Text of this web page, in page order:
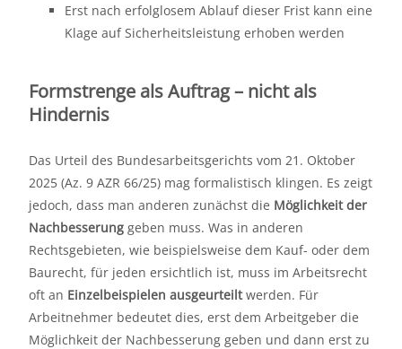
Erst nach erfolglosem Ablauf dieser Frist kann eine
Klage auf Sicherheitsleistung erhoben werden
Formstrenge als Auftrag – nicht als
Hindernis
Das Urteil des Bundesarbeitsgerichts vom 21. Oktober
2025 (Az. 9 AZR 66/25) mag formalistisch klingen. Es zeigt
jedoch, dass man anderen zunächst die Möglichkeit der
Nachbesserung geben muss. Was in anderen
Rechtsgebieten, wie beispielsweise dem Kauf- oder dem
Baurecht, für jeden ersichtlich ist, muss im Arbeitsrecht
oft an Einzelbeispielen ausgeurteiltwerden. Für
Arbeitnehmer bedeutet dies, erst dem Arbeitgeber die
Möglichkeit der Nachbesserung geben und dann erst zu